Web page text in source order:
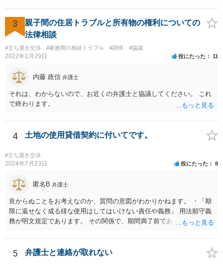
一方的に終了させられてしまうことはありません。 さらに，契約期間
が満了するときであっても， 建物の老朽化が著しいとか，賃貸人（大
家さん）の居宅が無くなってしまったというような事情がない限り，
賃貸借契約は更新されます。 したがって，ご友人は，大家さんの要望
に応える必要はありません。 ご友人としては， Ａ 退去しないと主張
する Ｂ 退去しても良いが，相応の立退料を支払ってもらう という，
いずれかの選択肢をとることができます。さらに，Ｂの亜種として
Ｃ 退去の時期をたとえば半年先として，それまでの期間の賃料を免
除してもらう という方法もあり得るかもしれません（実質的には半年
分の立退き料をもらったことになります。）。 ストレスで体調を崩さ
れるのもよろしくないですから，費用の面で折り合いがつけば，弁護
士に交渉を代理してもらっても良いように思います。
3
親子間の住居トラブルと所有物の権利についての
法律相談
#立ち退き交渉 #家族間の相続トラブル #調停 #協議
2022年1月29日 役にたった 11
内藤 政信 弁護士
それは、わからないので、お近くの弁護士と協議してください。 これ
で終わります。
4 土地の使用貸借契約に付いてです。
#立ち退き交渉
2024年7月23日 役にたった 8
匿名B 弁護士
良からぬことをお考えなのか、質問の意図がわかりかねます。 ・「期
限に返せなく成る様な使用はしてはいけない責任や義務」 用法順守義
務が明文規定であります。 その関係で、期間満了前であっても、契約
九十四条 借主は、契約又はその目的物の性質によって定まった用法
に従い、その物の使用及び収益をしなければならない。 ２ 借主は、
貸主の承諾を得なければ、第三者に借用物の使用又は収益をさせるこ
5 弁護士と連絡が取れない